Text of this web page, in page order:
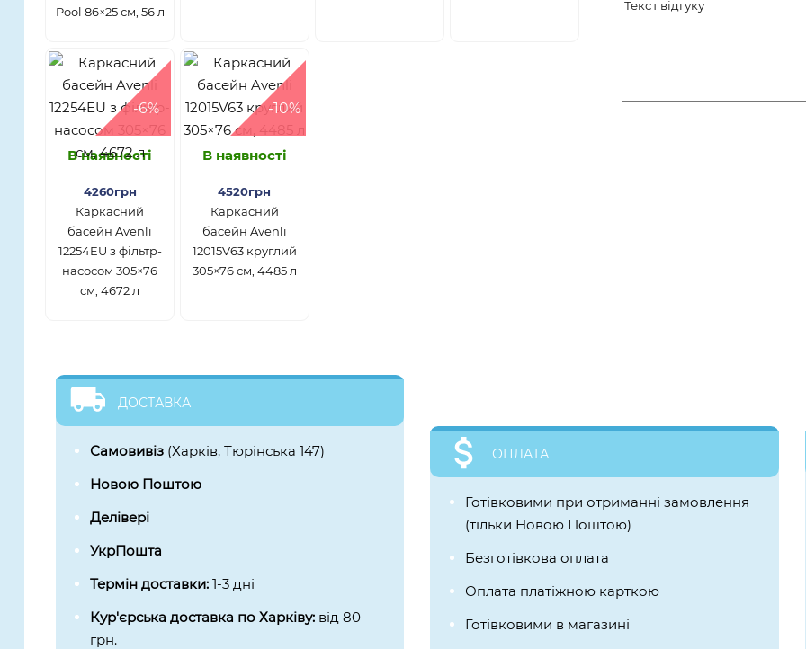
Pool 86×25 см, 56 л
-6%
В наявності
4260грн
Каркасний
басейн Avenli
12254EU з фільтр-
насосом 305×76
см, 4672 л
-10%
В наявності
4520грн
Каркасний
басейн Avenli
12015V63 круглий
305×76 см, 4485 л
ДОСТАВКА
Самовивіз (Харків, Тюрінська 147)
Новою Поштою
Делівері
УкрПошта
Термін доставки:1-3 дні
Кур'єрська доставка по Харківу: від 80
грн.
ОПЛАТА
Готівковими при отриманні замовлення
(тільки Новою Поштою)
Безготівкова оплата
Оплата платіжною карткою
Готівковими в магазині